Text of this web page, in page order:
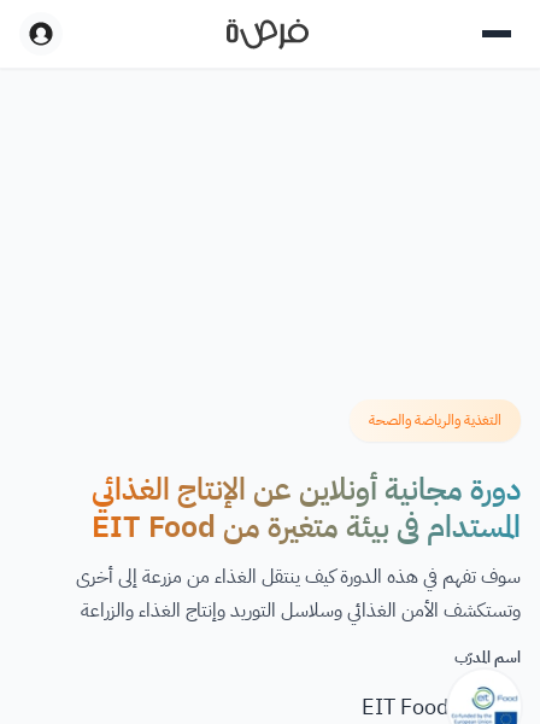
التغذية والرياضة والصحة
دورة مجانية أونلاين عن الإنتاج الغذائي
المستدام في بيئة متغيرة من EIT Food
سوف تفهم في هذه الدورة كيف ينتقل الغذاء من مزرعة إلى أخرى
وتستكشف الأمن الغذائي وسلاسل التوريد وإنتاج الغذاء والزراعة
اسم المدرّب
EIT Food